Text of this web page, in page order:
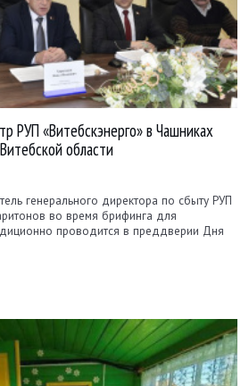
РУП «Витебскэнерго» в Чашниках
области
генерального директора по сбыту РУП
во время брифинга для
проводится в преддверии Дня